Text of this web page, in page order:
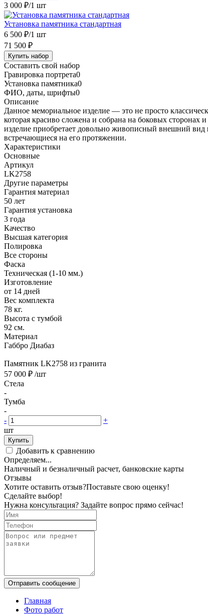
3 000 ₽/1 шт
Установка памятника стандартная
6 500 ₽/1 шт
71 500 ₽
Купить набор
Составить свой набор
Гравировка портрета0
Установка памятника0
ФИО, даты, шрифты0
Описание
Данное мемориальное изделие — это не просто
которая красиво сложена и собрана на боковых
изделие приобретает довольно живописный внешний вид
встречающиеся на его протяжении.
Характеристики
Основные
Артикул
LK2758
Другие параметры
Гарантия материал
50 лет
Гарантия установка
3 года
Качество
Высшая категория
Полировка
Все стороны
Фаска
Техническая (1-10 мм.)
Изготовление
от 14 дней
Вес комплекта
78 кг.
Высота с тумбой
92 см.
Материал
Габбро Диабаз
Памятник LK2758 из гранита
57 000 ₽ /шт
Стела
-
Тумба
-
-
+
шт
Купить
Добавить к сравнению
Определяем...
Наличный и безналичный расчет, банковские карты
Отзывы
Хотите оставить отзыв?Поставьте свою оценку!
Сделайте выбор!
Нужна консультация? Задайте вопрос прямо сейчас!
Отправить сообщение
Главная
Фото работ